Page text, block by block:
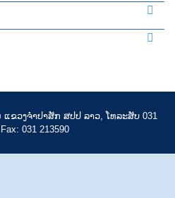
ຂວງ​ຈຳປາສັກ ​ສປປ​ ລາວ, ໂທ​ລະ​ສັບ 031
031 213590